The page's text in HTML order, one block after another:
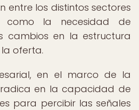
entre los distintos sectores
como la necesidad de
cambios en la estructura
oferta.
en el marco de la
en la capacidad de
para percibir las señales